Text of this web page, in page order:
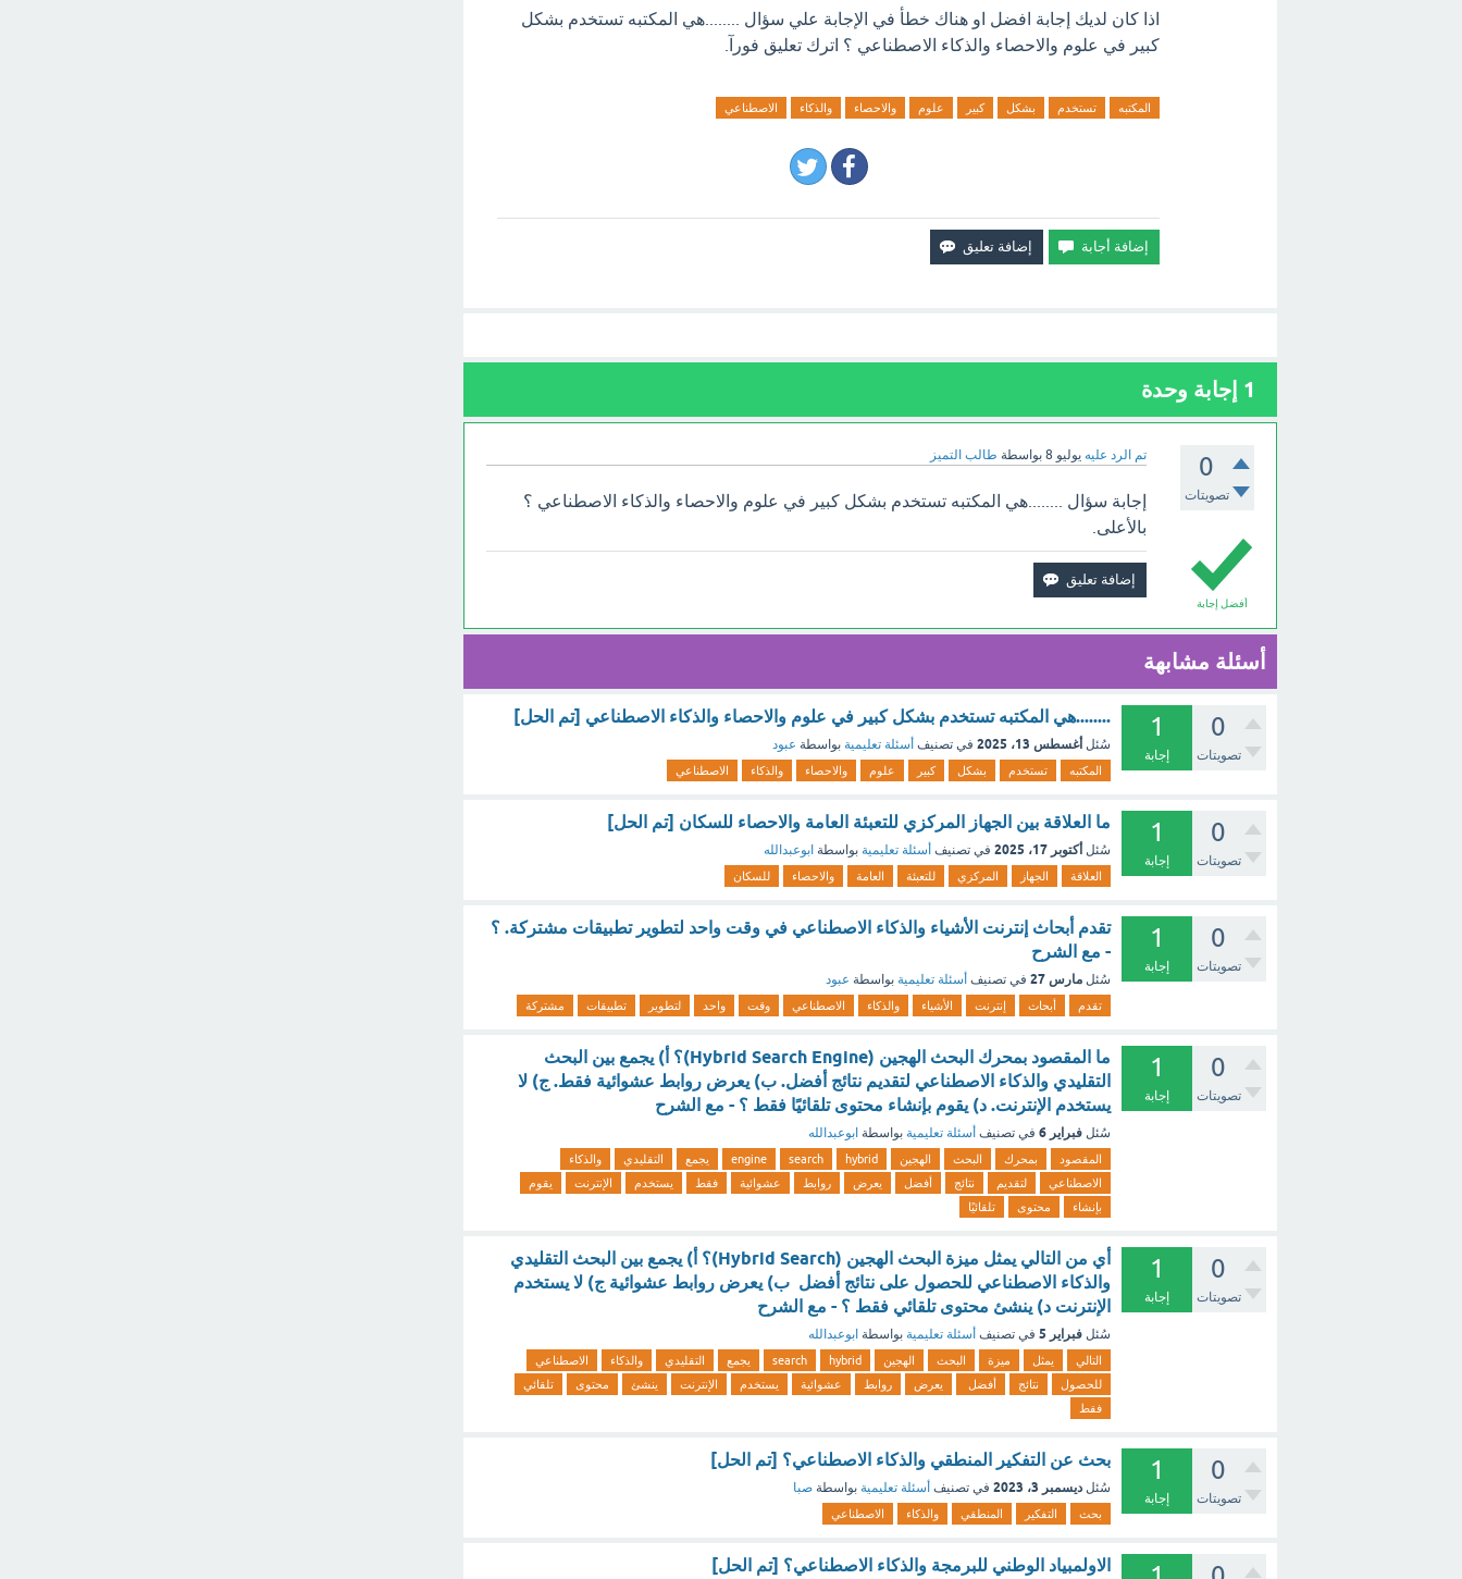
اذا كان لديك إجابة افضل او هناك خطأ في الإجابة علي سؤال ........هي المكتبه تستخدم بشكل
كبير في علوم والاحصاء والذكاء الاصطناعي ؟ اترك تعليق فورآ.
المكتبه تستخدم بشكل كبير علوم والاحصاء والذكاء الاصطناعي
1 إجابة وحدة
0
تصويتات
تم الرد عليه يوليو 8 بواسطة طالب التميز
أفضل إجابة
إجابة سؤال ........هي المكتبه تستخدم بشكل كبير في علوم والاحصاء والذكاء الاصطناعي ؟
بالأعلى.
أسئلة مشابهة
0
تصويتات
1
إجابة
........هي المكتبه تستخدم بشكل كبير في علوم والاحصاء والذكاء الاصطناعي [تم الحل]
سُئل أغسطس 13، 2025 في تصنيف أسئلة تعليمية بواسطة عبود
المكتبه تستخدم بشكل كبير علوم والاحصاء والذكاء الاصطناعي
0
تصويتات
1
إجابة
ما العلاقة بين الجهاز المركزي للتعبئة العامة والاحصاء للسكان [تم الحل]
سُئل أكتوبر 17، 2025 في تصنيف أسئلة تعليمية بواسطة ابوعبدالله
العلاقة الجهاز المركزي للتعبئة العامة والاحصاء للسكان
0
تصويتات
1
إجابة
تقدم أبحاث إنترنت الأشياء والذكاء الاصطناعي في وقت واحد لتطوير تطبيقات مشتركة. ؟
- مع الشرح
سُئل مارس 27 في تصنيف أسئلة تعليمية بواسطة عبود
تقدم أبحاث إنترنت الأشياء والذكاء الاصطناعي وقت واحد لتطوير تطبيقات مشتركة
0
تصويتات
1
إجابة
ما المقصود بمحرك البحث الهجين (Hybrid Search Engine)؟ أ) يجمع بين البحث
التقليدي والذكاء الاصطناعي لتقديم نتائج أفضل. ب) يعرض روابط عشوائية فقط. ج) لا
يستخدم الإنترنت. د) يقوم بإنشاء محتوى تلقائيًا فقط ؟ - مع الشرح
سُئل فبراير 6 في تصنيف أسئلة تعليمية بواسطة ابوعبدالله
المقصود بمحرك البحث الهجين hybrid
search
engine يجمع التقليدي
والذكاء
الاصطناعي
لتقديم نتائج أفضل يعرض روابط عشوائية فقط يستخدم الإنترنت
يقوم
بإنشاء
محتوى تلقائيًا
0
تصويتات
1
إجابة
أي من التالي يمثل ميزة البحث الهجين (Hybrid Search)؟ أ) يجمع بين البحث التقليدي
والذكاء الاصطناعي للحصول على نتائج أفضل ب) يعرض روابط عشوائية ج) لا يستخدم
الإنترنت د) ينشئ محتوى تلقائي فقط ؟ - مع الشرح
سُئل فبراير 5 في تصنيف أسئلة تعليمية بواسطة ابوعبدالله
التالي يمثل ميزة البحث الهجين hybrid
search يجمع التقليدي والذكاء
الاصطناعي
للحصول
نتائج أفضل يعرض روابط عشوائية يستخدم الإنترنت ينشئ محتوى
تلقائي
فقط
0
تصويتات
1
إجابة
بحث عن التفكير المنطقي والذكاء الاصطناعي؟ [تم الحل]
سُئل ديسمبر 3، 2023 في تصنيف أسئلة تعليمية بواسطة صبا
بحث التفكير المنطقي والذكاء الاصطناعي
الاولمبياد الوطني للبرمجة والذكاء الاصطناعي؟ [تم الحل]